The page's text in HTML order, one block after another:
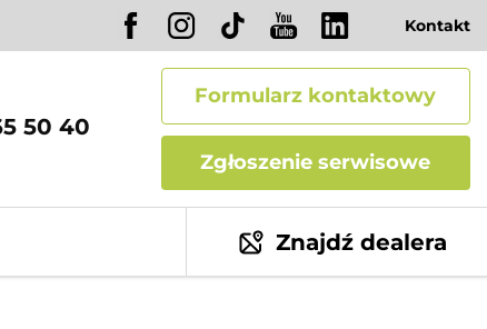
Kontakt
50 40
Formularz kontaktowy
Zgłoszenie serwisowe
Znajdź dealera